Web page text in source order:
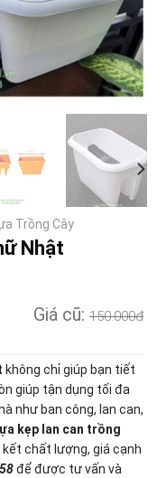
Trồng Cây
Nhật
Giá cũ: 150.000đ
không chỉ giúp bạn tiết
giúp tận dụng tối đa
như ban công, lan can,
kẹp lan can trồng
chất lượng, giá cạnh
để được tư vấn và